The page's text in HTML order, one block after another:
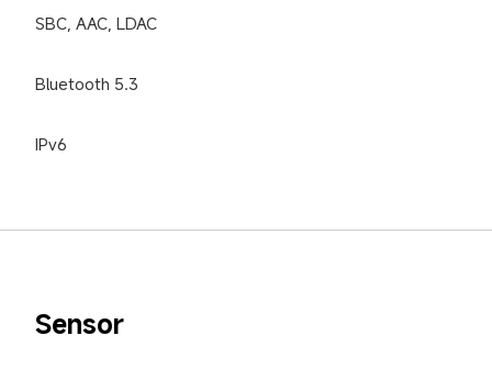
SBC, AAC, LDAC
Bluetooth 5.3
IPv6
Sensor